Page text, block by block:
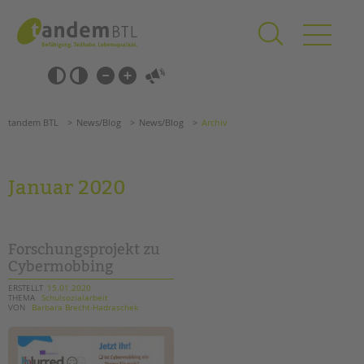
springen
Barrierefrei-
Einstellungen
überspringen
überspringen
Förderzentren
Kollegs
EFöB
Schulbezogene Sozialarbeit
HILFEN ZUR ERZIEHUNG
tandem BTL News/Blog News/Blog Archiv
Januar 2020
Forschungsprojekt zu
Cybermobbing
ERSTELLT 15.01.2020
THEMA Schulsozialarbeit
VON
Barbara Brecht-Hadraschek